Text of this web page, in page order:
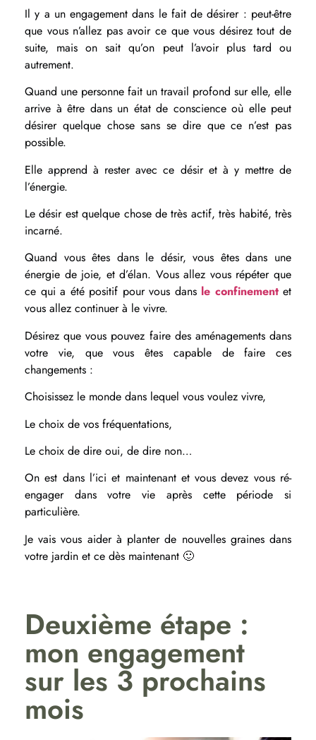
Il y a un engagement dans le fait de désirer : peut-être
que vous n’allez pas avoir ce que vous désirez tout de
suite, mais on sait qu’on peut l’avoir plus tard ou
autrement.
Quand une personne fait un travail profond sur elle, elle
arrive à être dans un état de conscience où elle peut
désirer quelque chose sans se dire que ce n’est pas
possible.
Elle apprend à rester avec ce désir et à y mettre de
l’énergie.
Le désir est quelque chose de très actif, très habité, très
incarné.
Quand vous êtes dans le désir, vous êtes dans une
énergie de joie, et d’élan. Vous allez vous répéter que
ce qui a été positif pour vous dans le confinementet
vous allez continuer à le vivre.
Désirez que vous pouvez faire des aménagements dans
votre vie, que vous êtes capable de faire ces
changements :
Choisissez le monde dans lequel vous voulez vivre,
Le choix de vos fréquentations,
Le choix de dire oui, de dire non…
On est dans l’ici et maintenant et vous devez vous ré-
engager dans votre vie après cette période si
particulière.
Je vais vous aider à planter de nouvelles graines dans
votre jardin et ce dès maintenant 🙂
Deuxième étape :
mon engagement
sur les 3 prochains
mois